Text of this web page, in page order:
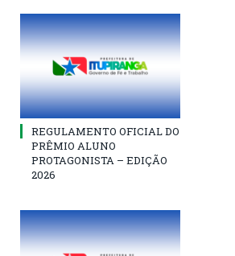
REGULAMENTO OFICIAL DO
PRÊMIO ALUNO
PROTAGONISTA – EDIÇÃO
2026